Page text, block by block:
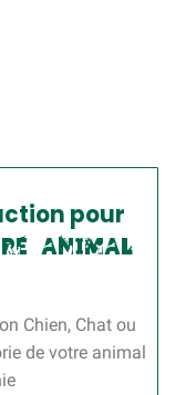
pour
re animal
Chien, Chat ou
de votre animal